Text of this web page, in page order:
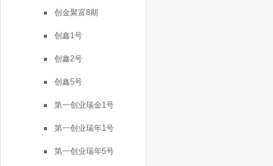
创金聚富8期
创鑫1号
创鑫2号
创鑫5号
第一创业瑞金1号
第一创业瑞年1号
第一创业瑞年5号